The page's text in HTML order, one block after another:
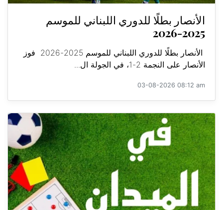
الأنصار بطلًا للدوري اللبناني للموسم
2025-2026
الأنصار بطلًا للدوري اللبناني للموسم 2025-2026 فوز
الأنصار على النجمة 2-1، في الجولة ال...
03-08-2026 08:12 am